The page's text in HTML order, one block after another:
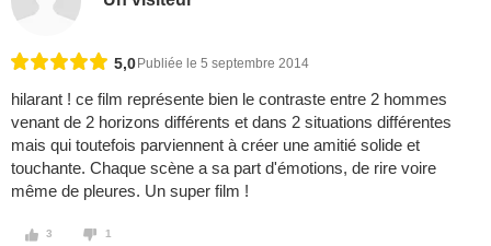
5,0 Publiée le 5 septembre 2014
hilarant ! ce film représente bien le contraste entre 2 hommes
venant de 2 horizons différents et dans 2 situations différentes
mais qui toutefois parviennent à créer une amitié solide et
touchante. Chaque scène a sa part d'émotions, de rire voire
même de pleures. Un super film !
3 1